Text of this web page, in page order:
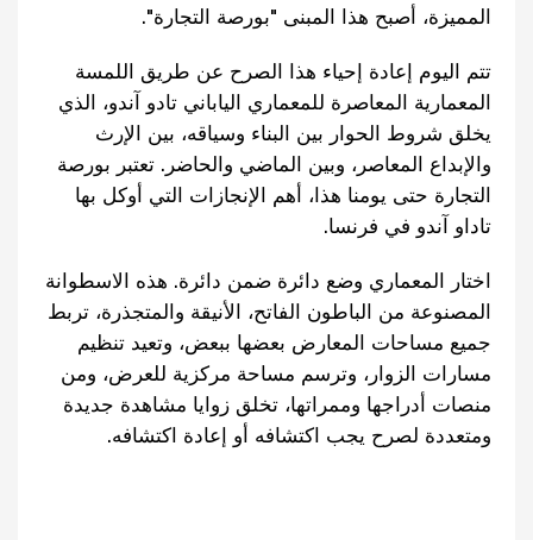
المميزة، أصبح هذا المبنى "بورصة التجارة".
تتم اليوم إعادة إحياء هذا الصرح عن طريق اللمسة
المعمارية المعاصرة للمعماري الياباني تادو آندو، الذي
يخلق شروط الحوار بين البناء وسياقه، بين الإرث
والإبداع المعاصر، وبين الماضي والحاضر. تعتبر بورصة
التجارة حتى يومنا هذا، أهم الإنجازات التي أوكل بها
تاداو آندو في فرنسا.
اختار المعماري وضع دائرة ضمن دائرة. هذه الاسطوانة
المصنوعة من الباطون الفاتح، الأنيقة والمتجذرة، تربط
جميع مساحات المعارض بعضها ببعض، وتعيد تنظيم
مسارات الزوار، وترسم مساحة مركزية للعرض، ومن
منصات أدراجها وممراتها، تخلق زوايا مشاهدة جديدة
ومتعددة لصرح يجب اكتشافه أو إعادة اكتشافه.